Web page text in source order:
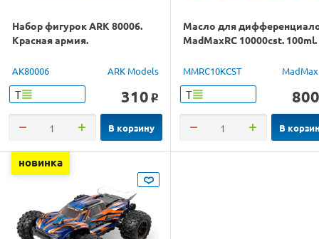
Набор фигурок ARK 80006.
Красная армия.
AK80006 ARK Models
Т 310 o
В корзину
Масло для
MadMaxRC 10000cst. 100ml.
MMRC10KCST
Т 800
В
новинка